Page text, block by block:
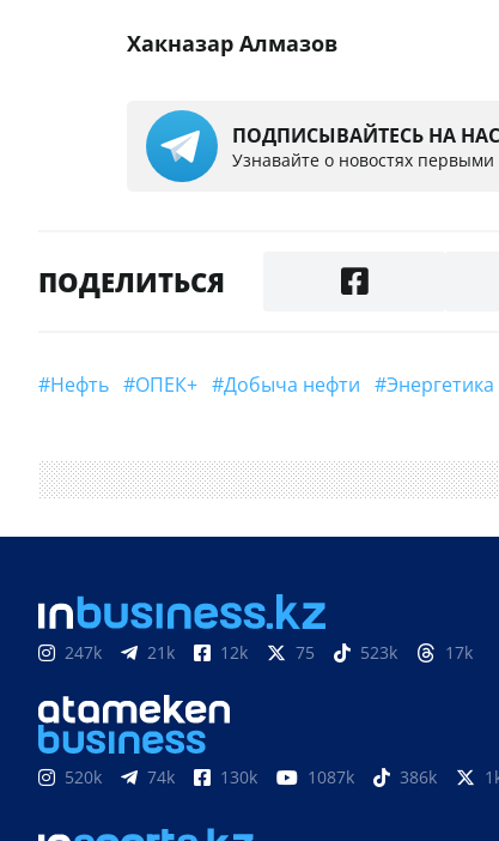
Хакназар Алмазов
ПОДПИСЫВАЙТЕСЬ НА НАС
Узнавайте о новостях первыми
ПОДЕЛИТЬСЯ
#Нефть #ОПЕК+ #Добыча нефти #Энергетика
247k 21k 12k 75 523k 17k
520k 74k 130k 1087k 386k